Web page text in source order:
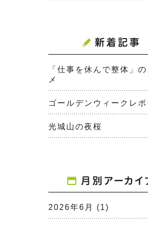
「仕事を休んで整体」の
メ
ゴールデンウィークレポ
光城山の夜桜
2026年6月 (1)